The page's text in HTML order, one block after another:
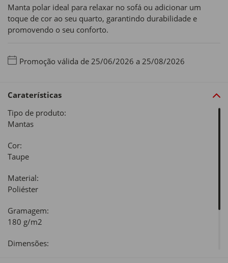
Manta polar ideal para relaxar no sofá ou adicionar um
toque de cor ao seu quarto, garantindo durabilidade e
promovendo o seu conforto.
Promoção válida de 25/06/2026 a 25/08/2026
Caraterísticas
Tipo de produto:
Mantas
Cor:
Taupe
Material:
Poliéster
Gramagem:
180 g/m2
Dimensões: